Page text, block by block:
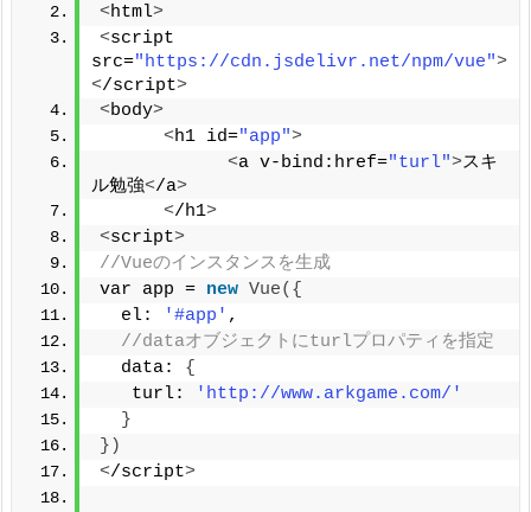
<html>
<script
src="https://cdn.jsdelivr.net/npm/vue">
</script>
<body>
<h1 id="app">
<a v-bind:href="turl">スキ
ル勉強</a>
</h1>
<script>
//Vueのインスタンスを生成
var app = new Vue({
  el:
'#app' ,
//dataオブジェクトにturlプロパティを指定
  data:
{
   turl:
'http://www.arkgame.com/'
}
})
</script>